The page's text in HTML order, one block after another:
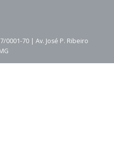
0001-70 | Av. José P. Ribeiro